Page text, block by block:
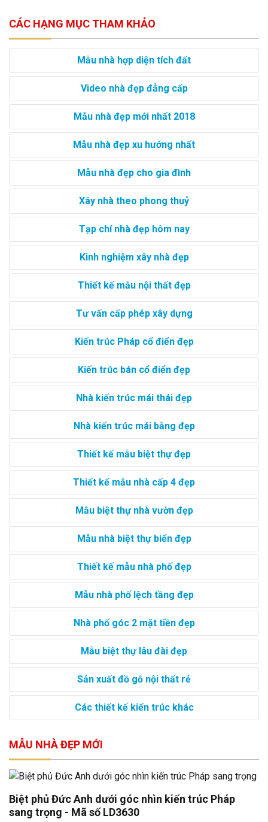
CÁC HẠNG MỤC THAM KHẢO
Mẫu nhà hợp diện tích đất
Video nhà đẹp đẳng cấp
Mẫu nhà đẹp mới nhất 2018
Mẫu nhà đẹp xu hướng nhất
Mẫu nhà đẹp cho gia đình
Xây nhà theo phong thuỷ
Tạp chí nhà đẹp hôm nay
Kinh nghiệm xây nhà đẹp
Thiết kế mẫu nội thất đẹp
Tư vấn cấp phép xây dựng
Kiến trúc Pháp cổ điển đẹp
Kiến trúc bán cổ điển đẹp
Nhà kiến trúc mái thái đẹp
Nhà kiến trúc mái bằng đẹp
Thiết kế mẫu biệt thự đẹp
Thiết kế mẫu nhà cấp 4 đẹp
Mẫu biệt thự nhà vườn đẹp
Mẫu nhà biệt thự biển đẹp
Thiết kế mẫu nhà phố đẹp
Mẫu nhà phố lệch tầng đẹp
Nhà phố góc 2 mặt tiền đẹp
Mẫu biệt thự lâu đài đẹp
Sản xuất đồ gỗ nội thất rẻ
Các thiết kế kiến trúc khác
MẪU NHÀ ĐẸP MỚI
Biệt phủ Đức Anh dưới góc nhìn kiến trúc Pháp
sang trọng - Mã số LD3630